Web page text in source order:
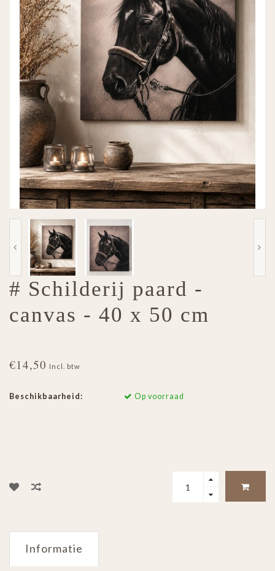
# Schilderij paard -
canvas - 40 x 50 cm
€14,50 Incl. btw
Beschikbaarheid: Op voorraad
Informatie